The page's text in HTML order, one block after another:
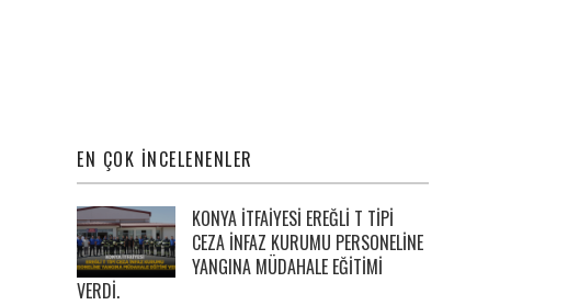
EN ÇOK İNCELENENLER
KONYA İTFAİYESİ EREĞLİ T TİPİ
CEZA İNFAZ KURUMU PERSONELİNE
YANGINA MÜDAHALE EĞİTİMİ
VERDİ.